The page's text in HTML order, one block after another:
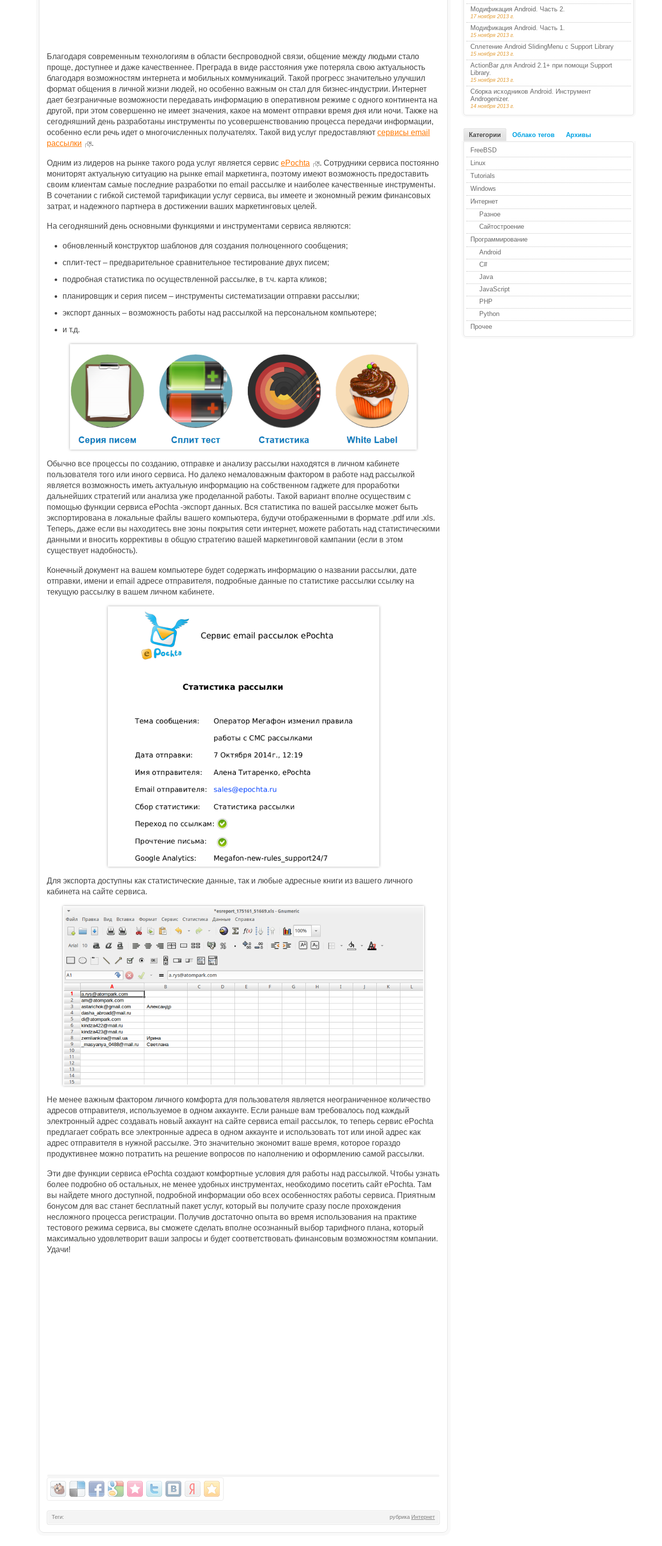
Благодаря современным технологиям в области беспроводной связи, общение между людьми стало
проще, доступнее и даже качественнее. Преграда в виде расстояния уже потеряла свою актуальность
благодаря возможностям интернета и мобильных коммуникаций. Такой прогресс значительно улучшил
формат общения в личной жизни людей, но особенно важным он стал для бизнес-индустрии. Интернет
дает безграничные возможности передавать информацию в оперативном режиме с одного континента на
другой, при этом совершенно не имеет значения, какое на момент отправки время дня или ночи. Также на
сегодняшний день разработаны инструменты по усовершенствованию процесса передачи информации,
особенно если речь идет о многочисленных получателях. Такой вид услуг предоставляют сервисы email
рассылки
.
Одним из лидеров на рынке такого рода услуг является сервис ePochta
. Сотрудники сервиса постоянно
мониторят актуальную ситуацию на рынке еmail маркетинга, поэтому имеют возможность предоставить
своим клиентам самые последние разработки по email рассылке и наиболее качественные инструменты.
В сочетании с гибкой системой тарификации услуг сервиса, вы имеете и экономный режим финансовых
затрат, и надежного партнера в достижении ваших маркетинговых целей.
На сегодняшний день основными функциями и инструментами сервиса являются:
обновленный конструктор шаблонов для создания полноценного сообщения;
сплит-тест – предварительное сравнительное тестирование двух писем;
подробная статистика по осуществленной рассылке, в т.ч. карта кликов;
планировщик и серия писем – инструменты систематизации отправки рассылки;
экспорт данных – возможность работы над рассылкой на персональном компьютере;
и т.д.
Обычно все процессы по созданию, отправке и анализу рассылки находятся в личном кабинете
пользователя того или иного сервиса. Но далеко немаловажным фактором в работе над рассылкой
является возможность иметь актуальную информацию на собственном гаджете для проработки
дальнейших стратегий или анализа уже проделанной работы. Такой вариант вполне осуществим с
помощью функции сервиса ePochta -экспорт данных. Вся статистика по вашей рассылке может быть
экспортирована в локальные файлы вашего компьютера, будучи отображенными в формате .pdf или .xls.
Теперь, даже если вы находитесь вне зоны покрытия сети интернет, можете работать над статистическими
данными и вносить коррективы в общую стратегию вашей маркетинговой кампании (если в этом
существует надобность).
Конечный документ на вашем компьютере будет содержать информацию о названии рассылки, дате
отправки, имени и email адресе отправителя, подробные данные по статистике рассылки ссылку на
текущую рассылку в вашем личном кабинете.
Для экспорта доступны как статистические данные, так и любые адресные книги из вашего личного
кабинета на сайте сервиса.
Не менее важным фактором личного комфорта для пользователя является неограниченное количество
адресов отправителя, используемое в одном аккаунте. Если раньше вам требовалось под каждый
электронный адрес создавать новый аккаунт на сайте сервиса email рассылок, то теперь сервис ePochta
предлагает собрать все электронные адреса в одном аккаунте и использовать тот или иной адрес как
адрес отправителя в нужной рассылке. Это значительно экономит ваше время, которое гораздо
продуктивнее можно потратить на решение вопросов по наполнению и оформлению самой рассылки.
Эти две функции cервиса ePochta создают комфортные условия для работы над рассылкой. Чтобы узнать
более подробно об остальных, не менее удобных инструментах, необходимо посетить сайт ePochta. Там
вы найдете много доступной, подробной информации обо всех особенностях работы сервиса. Приятным
бонусом для вас станет бесплатный пакет услуг, который вы получите сразу после прохождения
несложного процесса регистрации. Получив достаточно опыта во время использования на практике
тестового режима сервиса, вы сможете сделать вполне осознанный выбор тарифного плана, который
максимально удовлетворит ваши запросы и будет соответствовать финансовым возможностям компании.
Удачи!
Теги: рубрика Интернет
Модификация Android. Часть 2.
17 ноября 2013 г.
Модификация Android. Часть 1.
15 ноября 2013 г.
Сплетение Android SlidingMenu с Support Library
15 ноября 2013 г.
ActionBar для Android 2.1+ при помощи Support
Library.
15 ноября 2013 г.
Сборка исходников Android. Инструмент
Androgenizer.
14 ноября 2013 г.
Категории Облако тегов Архивы
FreeBSD
Linux
Tutorials
Windows
Интернет
Разное
Сайтостроение
Программирование
Android
C#
Java
JavaScript
PHP
Python
Прочее